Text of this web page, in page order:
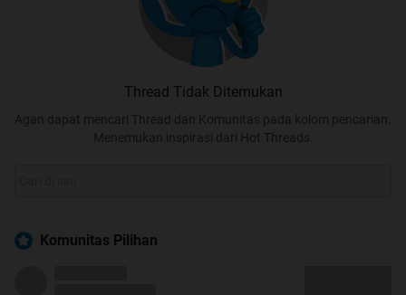
Thread Tidak Ditemukan
Agan dapat mencari Thread dan Komunitas pada kolom pencarian.
Menemukan inspirasi dari Hot Threads.
Komunitas Pilihan